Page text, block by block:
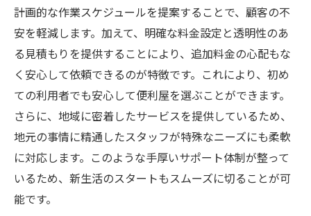
計画的な作業スケジュールを提案することで、顧客の不
安を軽減します。加えて、明確な料金設定と透明性のあ
る見積もりを提供することにより、追加料金の心配もな
く安心して依頼できるのが特徴です。これにより、初め
ての利用者でも安心して便利屋を選ぶことができます。
さらに、地域に密着したサービスを提供しているため、
地元の事情に精通したスタッフが特殊なニーズにも柔軟
に対応します。このような手厚いサポート体制が整って
いるため、新生活のスタートもスムーズに切ることが可
能です。